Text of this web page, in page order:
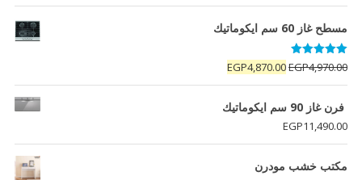
مسطح غاز 60 سم ايكوماتيك
تم التقييم
5.00 من 5EGP4,970.00
السعر
الأصلي
هو:
EGP4,970.00.
EGP4,870.00
السعر
الحالي
هو:
فرن غاز 90 سم ايكوماتيك
EGP11,490.00
مكتب خشب مودرن